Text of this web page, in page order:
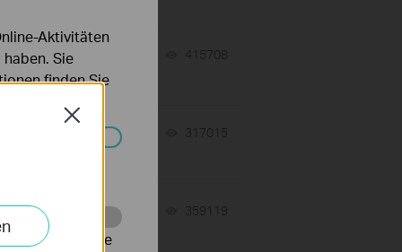
415708
07-16-2026 317015
07-16-2026 359119
Close
Aktivitäten
Sie
finden Sie
nicht
um die